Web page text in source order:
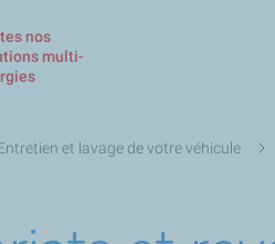
nos
multi-
et lavage de votre véhicule